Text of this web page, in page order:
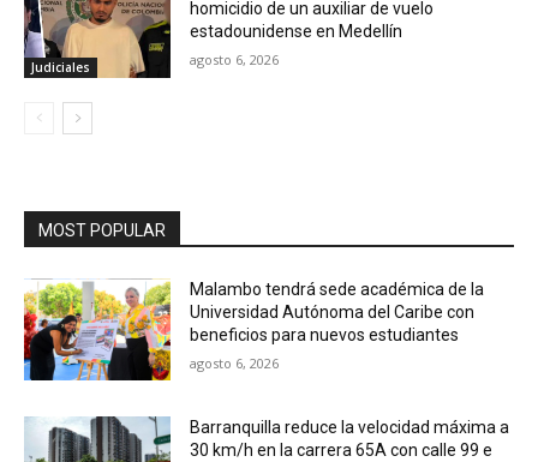
Judiciales
homicidio de un auxiliar de vuelo
estadounidense en Medellín
agosto 6, 2026
MOST POPULAR
Malambo tendrá sede académica de la
Universidad Autónoma del Caribe con
beneficios para nuevos estudiantes
agosto 6, 2026
Barranquilla reduce la velocidad máxima a
30 km/h en la carrera 65A con calle 99 e